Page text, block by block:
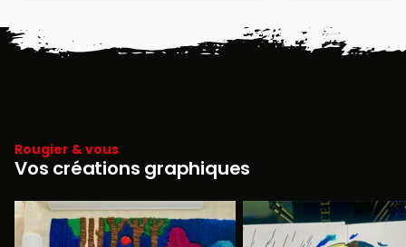
Rougier & vous
Vos créations graphiques